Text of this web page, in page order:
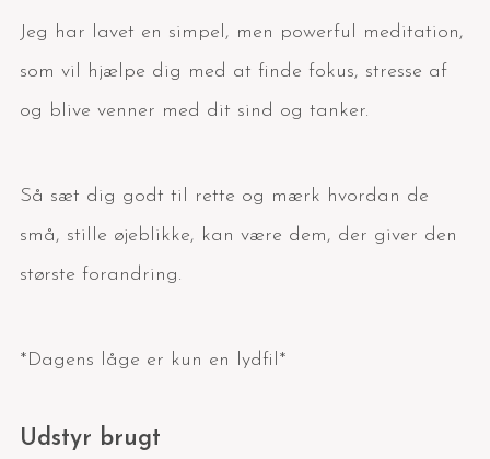
Jeg har lavet en simpel, men powerful meditation,
som vil hjælpe dig med at finde fokus, stresse af
og blive venner med dit sind og tanker.
Så sæt dig godt til rette og mærk hvordan de
små, stille øjeblikke, kan være dem, der giver den
største forandring.
*Dagens låge er kun en lydfil*
Udstyr brugt